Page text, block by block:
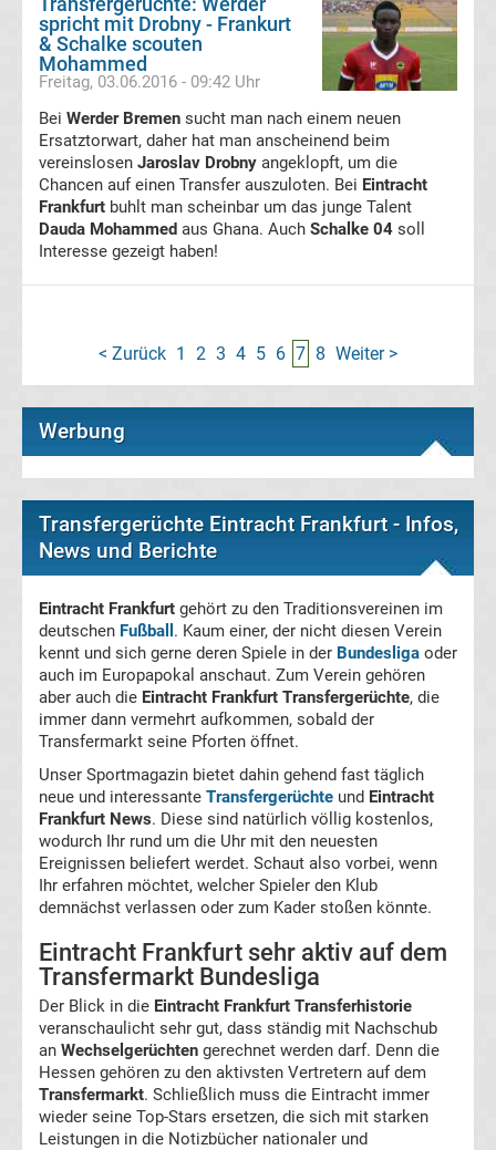
Bundesliga
Gerüchte
international
Transfergerüchte
Deutschland
Transfergerüchte
Transfergerüchte
Spanien
Top-
Aktuell
Bundesliga
Tabelle
Bundesliga
Ergebnisse
2.
Liga
Ergebnisse
3.
Liga
spricht mit Drobny - Frankurt
& Schalke scouten
Mohammed
Freitag, 03.06.2016 - 09:42 Uhr
Bei Werder Bremen sucht man nach einem neuen
Ersatztorwart, daher hat man anscheinend beim
vereinslosen Jaroslav Drobny angeklopft, um die
Chancen auf einen Transfer auszuloten. Bei Eintracht
Frankfurt buhlt man scheinbar um das junge Talent
Dauda Mohammed aus Ghana. Auch Schalke 04 soll
Interesse gezeigt haben!
< Zurück 1 2 3 4 5 6 7 8 Weiter >
Werbung
Transfergerüchte Eintracht Frankfurt - Infos,
News und Berichte
Eintracht Frankfurt gehört zu den Traditionsvereinen im
deutschen Fußball . Kaum einer, der nicht diesen Verein
kennt und sich gerne deren Spiele in der Bundesliga oder
auch im Europapokal anschaut. Zum Verein gehören
aber auch die Eintracht Frankfurt Transfergerüchte, die
immer dann vermehrt aufkommen, sobald der
Transfermarkt seine Pforten öffnet.
Unser Sportmagazin bietet dahin gehend fast täglich
neue und interessante Transfergerüchte und Eintracht
Frankfurt News. Diese sind natürlich völlig kostenlos,
wodurch Ihr rund um die Uhr mit den neuesten
Ereignissen beliefert werdet. Schaut also vorbei, wenn
Ihr erfahren möchtet, welcher Spieler den Klub
demnächst verlassen oder zum Kader stoßen könnte.
Eintracht Frankfurt sehr aktiv auf dem
Transfermarkt Bundesliga
Der Blick in die Eintracht Frankfurt Transferhistorie
veranschaulicht sehr gut, dass ständig mit Nachschub
an Wechselgerüchten gerechnet werden darf. Denn die
Hessen gehören zu den aktivsten Vertretern auf dem
Transfermarkt. Schließlich muss die Eintracht immer
wieder seine Top-Stars ersetzen, die sich mit starken
Leistungen in die Notizbücher nationaler und